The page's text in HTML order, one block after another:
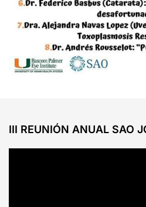
III REUNIÓN ANUAL SAO